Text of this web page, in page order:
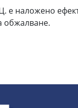
наложено
обжалване.